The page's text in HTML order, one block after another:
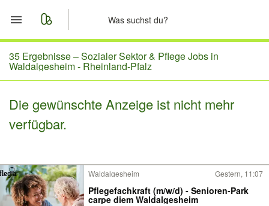
Start
Merkliste
Nachrichten
35 Ergebnisse –Sozialer Sektor & Pflege Jobs in
Waldalgesheim - Rheinland-Pfalz
Die gewünschte Anzeige ist nicht mehr
verfügbar.
Waldalgesheim Gestern, 11:07
Pflegefachkraft (m/w/d) - Senioren-Park
carpe diem Waldalgesheim